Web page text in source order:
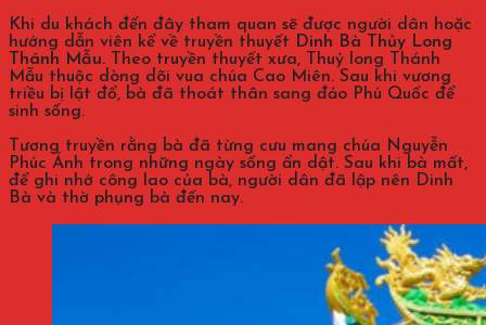
Khi du khách đến đây tham quan sẽ được người dân hoặc
hướng dẫn viên kể về truyền thuyết Dinh Bà Thủy Long
Thánh Mẫu. Theo truyền thuyết xưa, Thuỷ long Thánh
Mẫu thuộc dòng dõi vua chúa Cao Miên. Sau khi vương
triều bị lật đổ, bà đã thoát thân sang đảo Phú Quốc để
sinh sống.
Tương truyền rằng bà đã từng cưu mang chúa Nguyễn
Phúc Ánh trong những ngày sống ẩn dật. Sau khi bà mất,
để ghi nhớ công lao của bà, người dân đã lập nên Dinh
Bà và thờ phụng bà đến nay.